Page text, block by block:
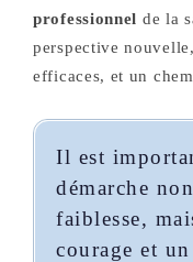
professionnel de la
perspective
efficaces, et un
Il est
démarche
faiblesse,
courage et